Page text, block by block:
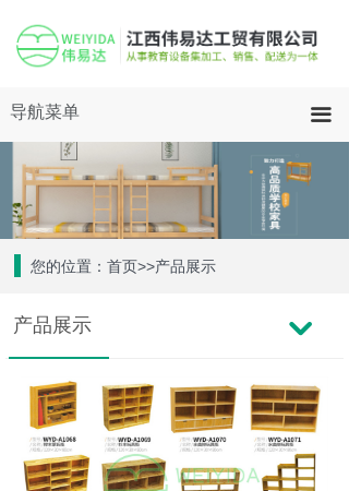
导航菜单 끀
您的位置：首页>>产品展示
产品展示 낔